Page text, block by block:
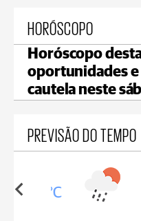
HORÓSCOPO
Horóscopo
oportunidades e
cautela neste
PREVISÃO DO TEMPO
18°C